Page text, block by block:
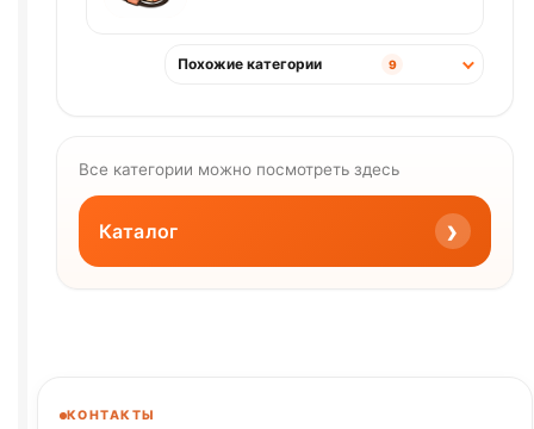
Похожие категории 9
Все категории можно посмотреть здесь
Каталог ›
КОНТАКТЫ